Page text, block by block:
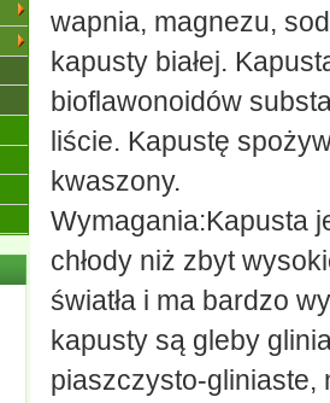
wapnia, magnezu,
kapusty białej.
bioflawonoidów
liście. Kapustę
kwaszony.
Wymagania:Kapusta
chłody niż zbyt
światła i ma bardzo
kapusty są gleby
piaszczysto-gliniaste,